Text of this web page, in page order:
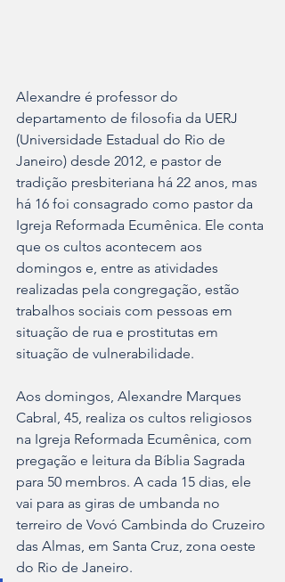
Alexandre é professor do
departamento de filosofia da UERJ
(Universidade Estadual do Rio de
Janeiro) desde 2012, e pastor de
tradição presbiteriana há 22 anos, mas
há 16 foi consagrado como pastor da
Igreja Reformada Ecumênica. Ele conta
que os cultos acontecem aos
domingos e, entre as atividades
realizadas pela congregação, estão
trabalhos sociais com pessoas em
situação de rua e prostitutas em
situação de vulnerabilidade.
Aos domingos, Alexandre Marques
Cabral, 45, realiza os cultos religiosos
na Igreja Reformada Ecumênica, com
pregação e leitura da Bíblia Sagrada
para 50 membros. A cada 15 dias, ele
vai para as giras de umbanda no
terreiro de Vovó Cambinda do Cruzeiro
das Almas, em Santa Cruz, zona oeste
do Rio de Janeiro.